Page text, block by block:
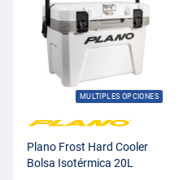
MULTIPLES OPCIONES
Plano Frost Hard Cooler
Bolsa Isotérmica 20L